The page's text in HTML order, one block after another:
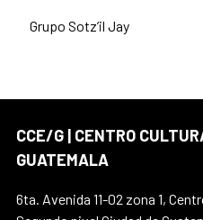
Grupo Sotz’il Jay
CCE/G | CENTRO
GUATEMALA
6ta. Avenida 11-02 zona 1,